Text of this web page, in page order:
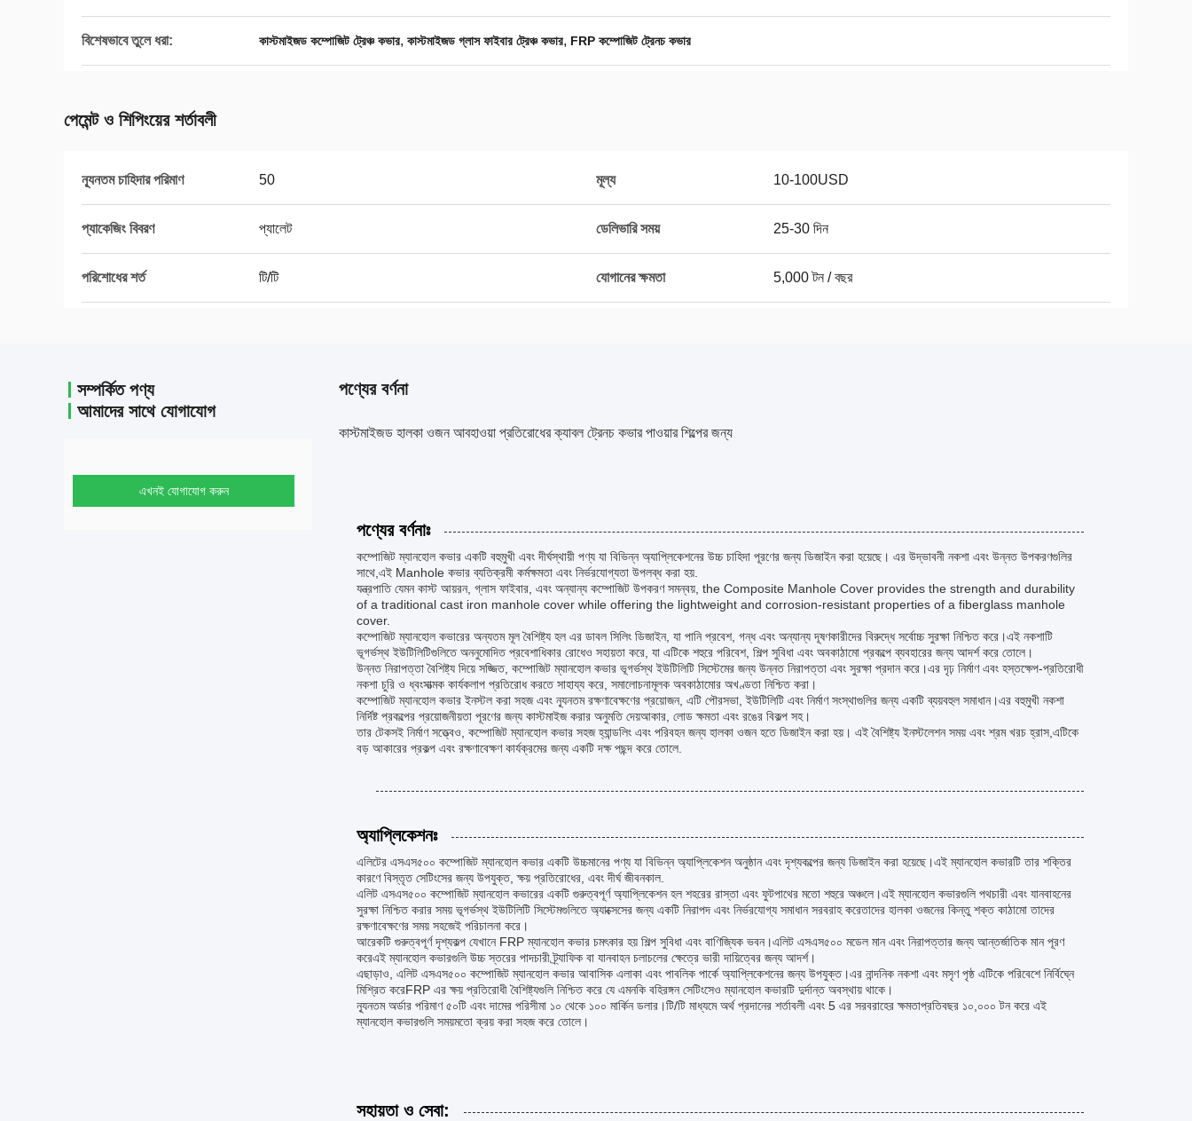
বিশেষভাবে তুলে ধরা: কাস্টমাইজড কম্পোজিট ট্রেঞ্চ কভার, কাস্টমাইজড গ্লাস ফাইবার ট্রেঞ্চ কভার, FRP কম্পোজিট ট্রেনচ কভার
পেমেন্ট ও শিপিংয়ের শর্তাবলী
ন্যূনতম চাহিদার পরিমাণ 50 মূল্য 10-100USD
প্যাকেজিং বিবরণ প্যালেট ডেলিভারি সময় 25-30 দিন
পরিশোধের শর্ত টি/টি যোগানের ক্ষমতা 5,000 টন / বছর
সম্পর্কিত পণ্য
আমাদের সাথে যোগাযোগ
এখনই যোগাযোগ করুন
পণ্যের বর্ণনা
কাস্টমাইজড হালকা ওজন আবহাওয়া প্রতিরোধের ক্যাবল ট্রেনচ কভার পাওয়ার শিল্পের জন্য
পণ্যের বর্ণনাঃ
কম্পোজিট ম্যানহোল কভার একটি বহুমুখী এবং দীর্ঘস্থায়ী পণ্য যা বিভিন্ন অ্যাপ্লিকেশনের উচ্চ চাহিদা পূরণের জন্য ডিজাইন করা হয়েছে। এর উদ্ভাবনী নকশা এবং উন্নত উপকরণগুলির
সাথে,এই Manhole কভার ব্যতিক্রমী কর্মক্ষমতা এবং নির্ভরযোগ্যতা উপলব্ধ করা হয়.
যন্ত্রপাতি যেমন কাস্ট আয়রন, গ্লাস ফাইবার, এবং অন্যান্য কম্পোজিট উপকরণ সমন্বয়, the Composite Manhole Cover provides the strength and durability
of a traditional cast iron manhole cover while offering the lightweight and corrosion-resistant properties of a fiberglass manhole
cover.
কম্পোজিট ম্যানহোল কভারের অন্যতম মূল বৈশিষ্ট্য হল এর ডাবল সিলিং ডিজাইন, যা পানি প্রবেশ, গন্ধ এবং অন্যান্য দূষণকারীদের বিরুদ্ধে সর্বোচ্চ সুরক্ষা নিশ্চিত করে।এই নকশাটি
ভূগর্ভস্থ ইউটিলিটিগুলিতে অননুমোদিত প্রবেশাধিকার রোধেও সহায়তা করে, যা এটিকে শহুরে পরিবেশ, শিল্প সুবিধা এবং অবকাঠামো প্রকল্পে ব্যবহারের জন্য আদর্শ করে তোলে।
উন্নত নিরাপত্তা বৈশিষ্ট্য দিয়ে সজ্জিত, কম্পোজিট ম্যানহোল কভার ভূগর্ভস্থ ইউটিলিটি সিস্টেমের জন্য উন্নত নিরাপত্তা এবং সুরক্ষা প্রদান করে।এর দৃঢ় নির্মাণ এবং হস্তক্ষেপ-প্রতিরোধী
নকশা চুরি ও ধ্বংসাত্মক কার্যকলাপ প্রতিরোধ করতে সাহায্য করে, সমালোচনামূলক অবকাঠামোর অখণ্ডতা নিশ্চিত করা।
কম্পোজিট ম্যানহোল কভার ইনস্টল করা সহজ এবং ন্যূনতম রক্ষণাবেক্ষণের প্রয়োজন, এটি পৌরসভা, ইউটিলিটি এবং নির্মাণ সংস্থাগুলির জন্য একটি ব্যয়বহুল সমাধান।এর বহুমুখী নকশা
নির্দিষ্ট প্রকল্পের প্রয়োজনীয়তা পূরণের জন্য কাস্টমাইজ করার অনুমতি দেয়আকার, লোড ক্ষমতা এবং রঙের বিকল্প সহ।
তার টেকসই নির্মাণ সত্ত্বেও, কম্পোজিট ম্যানহোল কভার সহজ হ্যান্ডলিং এবং পরিবহন জন্য হালকা ওজন হতে ডিজাইন করা হয়। এই বৈশিষ্ট্য ইনস্টলেশন সময় এবং শ্রম খরচ হ্রাস,এটিকে
বড় আকারের প্রকল্প এবং রক্ষণাবেক্ষণ কার্যক্রমের জন্য একটি দক্ষ পছন্দ করে তোলে.
অ্যাপ্লিকেশনঃ
এলিটের এসএস৫০০ কম্পোজিট ম্যানহোল কভার একটি উচ্চমানের পণ্য যা বিভিন্ন অ্যাপ্লিকেশন অনুষ্ঠান এবং দৃশ্যকল্পের জন্য ডিজাইন করা হয়েছে।এই ম্যানহোল কভারটি তার শক্তির
কারণে বিস্তৃত সেটিংসের জন্য উপযুক্ত, ক্ষয় প্রতিরোধের, এবং দীর্ঘ জীবনকাল.
এলিট এসএস৫০০ কম্পোজিট ম্যানহোল কভারের একটি গুরুত্বপূর্ণ অ্যাপ্লিকেশন হল শহরের রাস্তা এবং ফুটপাথের মতো শহুরে অঞ্চলে।এই ম্যানহোল কভারগুলি পথচারী এবং যানবাহনের
সুরক্ষা নিশ্চিত করার সময় ভূগর্ভস্থ ইউটিলিটি সিস্টেমগুলিতে অ্যাক্সেসের জন্য একটি নিরাপদ এবং নির্ভরযোগ্য সমাধান সরবরাহ করেতাদের হালকা ওজনের কিন্তু শক্ত কাঠামো তাদের
রক্ষণাবেক্ষণের সময় সহজেই পরিচালনা করে।
আরেকটি গুরুত্বপূর্ণ দৃশ্যকল্প যেখানে FRP ম্যানহোল কভার চমৎকার হয় শিল্প সুবিধা এবং বাণিজ্যিক ভবন।এলিট এসএস৫০০ মডেল মান এবং নিরাপত্তার জন্য আন্তর্জাতিক মান পূরণ
করেএই ম্যানহোল কভারগুলি উচ্চ স্তরের পাদচারী ট্র্যাফিক বা যানবাহন চলাচলের ক্ষেত্রে ভারী দায়িত্বের জন্য আদর্শ।
এছাড়াও, এলিট এসএস৫০০ কম্পোজিট ম্যানহোল কভার আবাসিক এলাকা এবং পাবলিক পার্কে অ্যাপ্লিকেশনের জন্য উপযুক্ত।এর নান্দনিক নকশা এবং মসৃণ পৃষ্ঠ এটিকে পরিবেশে নির্বিঘ্নে
মিশ্রিত করেFRP এর ক্ষয় প্রতিরোধী বৈশিষ্ট্যগুলি নিশ্চিত করে যে এমনকি বহিরঙ্গন সেটিংসেও ম্যানহোল কভারটি দুর্দান্ত অবস্থায় থাকে।
ন্যূনতম অর্ডার পরিমাণ ৫০টি এবং দামের পরিসীমা ১০ থেকে ১০০ মার্কিন ডলার।টি/টি মাধ্যমে অর্থ প্রদানের শর্তাবলী এবং 5 এর সরবরাহের ক্ষমতাপ্রতিবছর ১০,০০০ টন করে এই
ম্যানহোল কভারগুলি সময়মতো ক্রয় করা সহজ করে তোলে।
সহায়তা ও সেবা: